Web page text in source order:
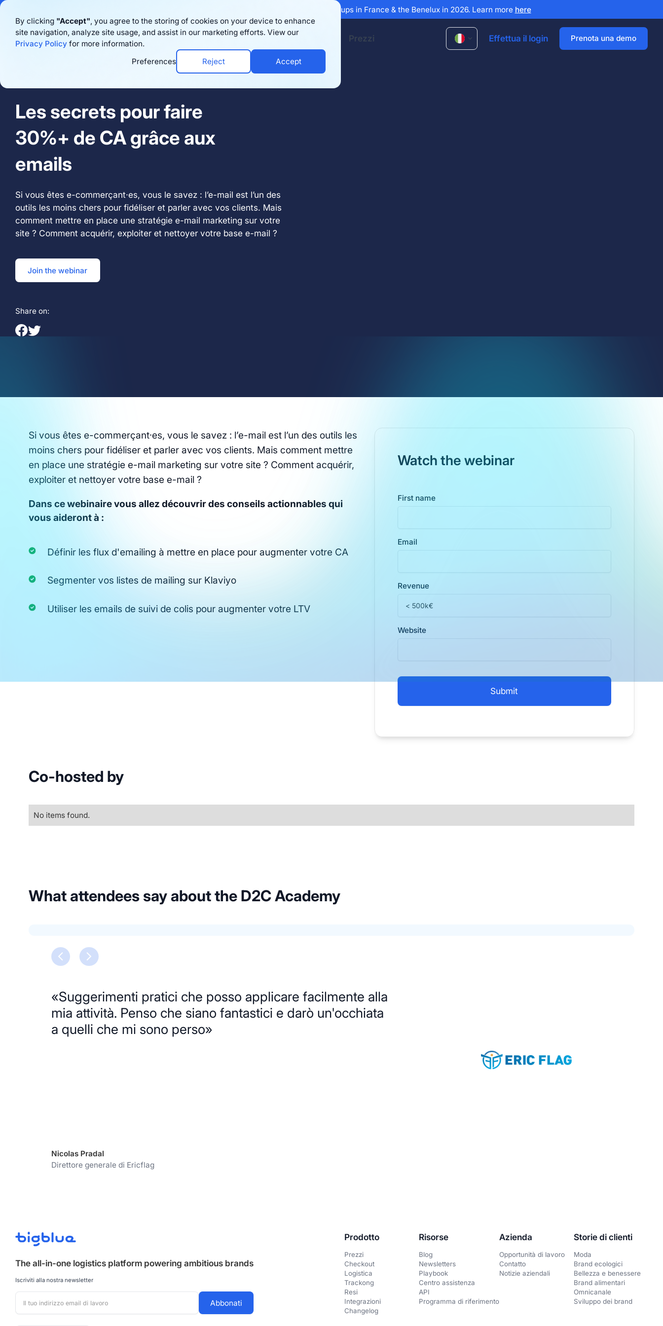
By clicking "Accept", you agree to the storing of cookies on your device to enhance
site navigation, analyze site usage, and assist in our marketing efforts. View our
Privacy Policyfor more information.
Preferences
Reject Accept
Bigblue has joined Sifted's 100 fastest-growing startups in France & the Benelux in 2026. Learn more here
Prodotto Risorse Compagnia Prezzi Effettua il login Prenota una demo
Les secrets pour faire
30%+ de CA grâce aux
emails
Si vous êtes e-commerçant·es, vous le savez : l’e-mail est l’un des
outils les moins chers pour fidéliser et parler avec vos clients. Mais
comment mettre en place une stratégie e-mail marketing sur votre
site ? Comment acquérir, exploiter et nettoyer votre base e-mail ?
Join the webinar
Share on:
Si vous êtes e-commerçant·es, vous le savez : l’e-mail est l’un des outils les
moins chers pour fidéliser et parler avec vos clients. Mais comment mettre
en place une stratégie e-mail marketing sur votre site ? Comment acquérir,
exploiter et nettoyer votre base e-mail ?
Dans ce webinaire vous allez découvrir des conseils actionnables qui
vous aideront à :
Définir les flux d'emailing à mettre en place pour augmenter votre CA
Segmenter vos listes de mailing sur Klaviyo
Utiliser les emails de suivi de colis pour augmenter votre LTV
Watch the webinar
First name
Email
Revenue
Website
Co-hosted by
No items found.
What attendees say about the D2C Academy
«Suggerimenti pratici che posso applicare facilmente alla
mia attività. Penso che siano fantastici e darò un'occhiata
a quelli che mi sono perso»
Nicolas Pradal
Direttore generale di Ericflag
The all-in-one logistics platform powering ambitious brands
Iscriviti alla nostra newsletter
Prodotto
Prezzi
Checkout
Logistica
Trackong
Resi
Integrazioni
Changelog
Risorse
Blog
Newsletters
Playbook
Centro assistenza
API
Programma di riferimento
Azienda
Opportunità di lavoro
Contatto
Notizie aziendali
Storie di clienti
Moda
Brand ecologici
Bellezza e benessere
Brand alimentari
Omnicanale
Sviluppo dei brand